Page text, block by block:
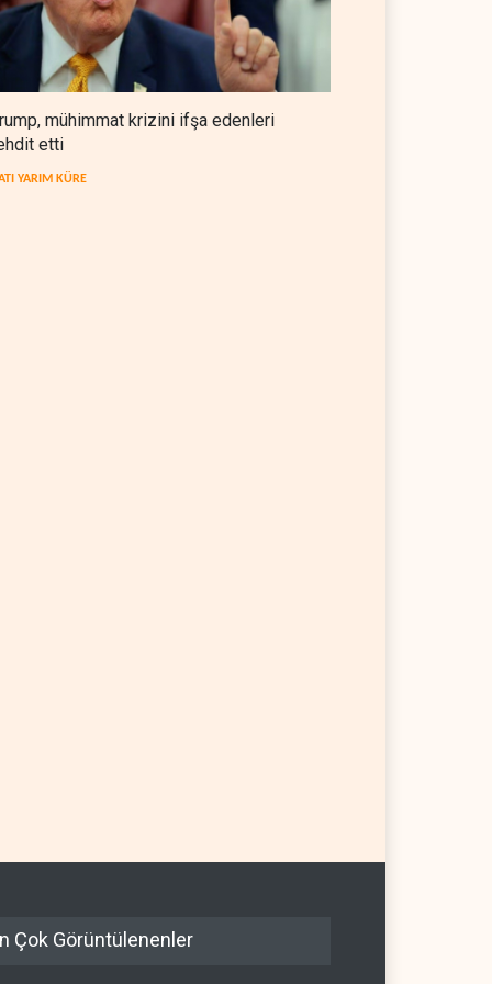
mühimmat krizini ifşa edenleri
etti
YARIM KÜRE
Çok Görüntülenenler